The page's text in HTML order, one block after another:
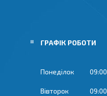
ГРАФІК РОБОТИ
Понеділок 09:00
Вівторок 09:00